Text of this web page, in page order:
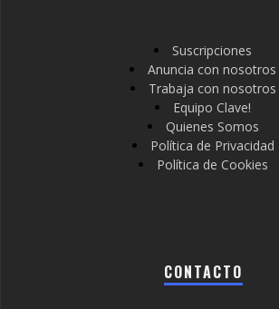
Suscripciones
Anuncia con nosotros
Trabaja con nosotros
Equipo Clave!
Quienes Somos
Política de Privacidad
Política de Cookies
CONTACTO